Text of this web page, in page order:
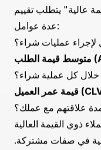
جذابة. علاوة على
وخدمات مثل تحسين
عبر بريللا، يمكنك
نهاية هذه المقالة،
القيمة العمرية
ذوي القيمة العالية
العالية، أو ما يُعرف بـ
VIPs أو العملاء المميزين، على أنهم الذين يساهمون بنسبة